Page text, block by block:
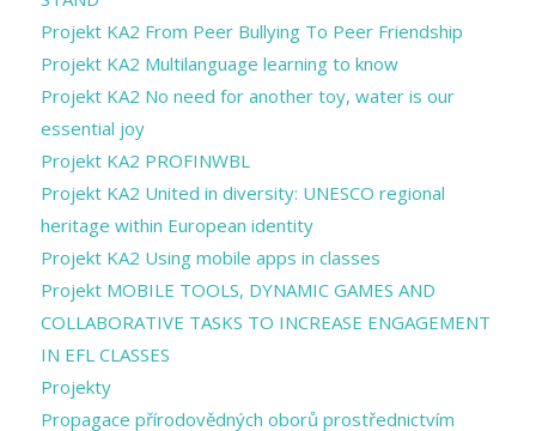
Projekt KA2 From Peer Bullying To Peer Friendship
Projekt KA2 Multilanguage learning to know
Projekt KA2 No need for another toy, water is our
essential joy
Projekt KA2 PROFINWBL
Projekt KA2 United in diversity: UNESCO regional
heritage within European identity
Projekt KA2 Using mobile apps in classes
Projekt MOBILE TOOLS, DYNAMIC GAMES AND
COLLABORATIVE TASKS TO INCREASE ENGAGEMENT
IN EFL CLASSES
Projekty
Propagace přírodovědných oborů prostřednictvím